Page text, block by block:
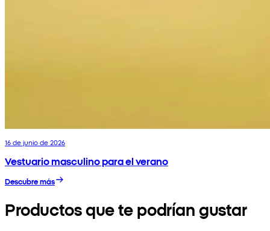
16 de junio de 2026
Vestuario masculino para el verano
Descubre más
Productos que te podrían gustar